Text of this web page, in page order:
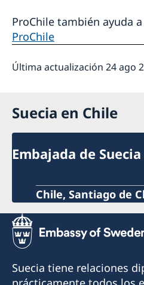
ProChile también ayuda
ProChile
Última actualización 24 ago
Suecia en Chile
Embajada de Suecia
Chile, Santiago de
Suecia tiene relaciones